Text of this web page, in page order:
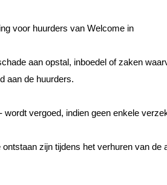
voor huurders van Welcome in
aan opstal, inboedel of zaken
aan de huurders.
wordt vergoed, indien geen enkele
zijn tijdens het verhuren van de